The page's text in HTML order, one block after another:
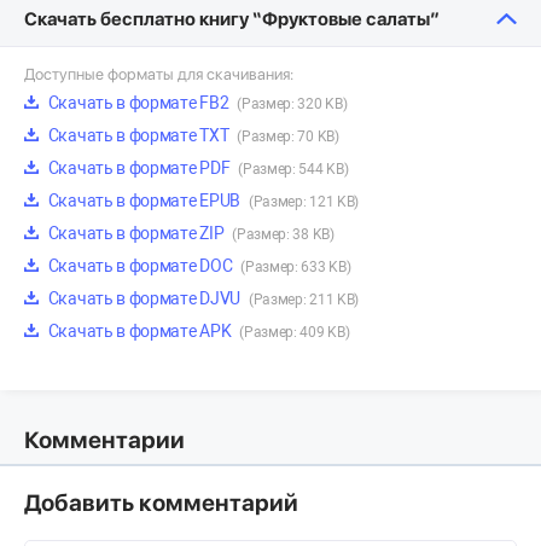
Скачать бесплатно книгу “Фруктовые салаты”
Доступные форматы для скачивания:
Скачать в формате FB2 (Размер: 320 KB)
Скачать в формате TXT (Размер: 70 KB)
Скачать в формате PDF (Размер: 544 KB)
Скачать в формате EPUB (Размер: 121 KB)
Скачать в формате ZIP (Размер: 38 KB)
Скачать в формате DOC (Размер: 633 KB)
Скачать в формате DJVU (Размер: 211 KB)
Скачать в формате APK (Размер: 409 KB)
Комментарии
Добавить комментарий